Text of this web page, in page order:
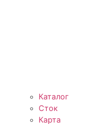
Каталог
Сток
Карта